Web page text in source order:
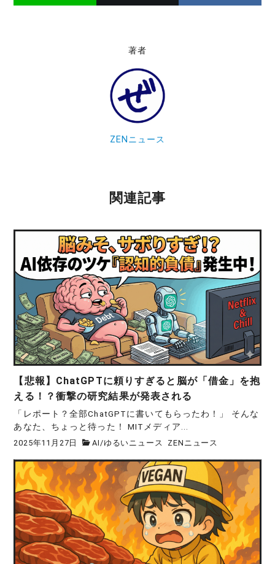
著者
ZENニュース
関連記事
【悲報】ChatGPTに頼りすぎると脳が「借金」を抱
える！？衝撃の研究結果が発表される
「レポート？全部ChatGPTに書いてもらったわ！」 そんな
あなた、ちょっと待った！ MITメディア...
2025年11月27日 AI/ゆるいニュース ZENニュース